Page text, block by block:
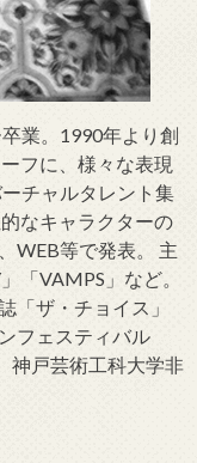
業。1990年より創
フに、様々な表現
チャルタレント集
なキャラクターの
WEB等で発表。 主
「VAMPS」など。
「ザ・チョイス」
フェスティバル
神戸芸術工科大学非